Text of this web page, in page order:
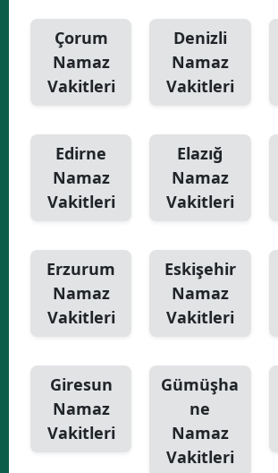
Çorum
Namaz
Vakitleri
Denizli
Namaz
Vakitleri
Edirne
Namaz
Vakitleri
Elazığ
Namaz
Vakitleri
Erzurum
Namaz
Vakitleri
Eskişehir
Namaz
Vakitleri
Giresun
Namaz
Vakitleri
Gümüşha
ne
Namaz
Vakitleri